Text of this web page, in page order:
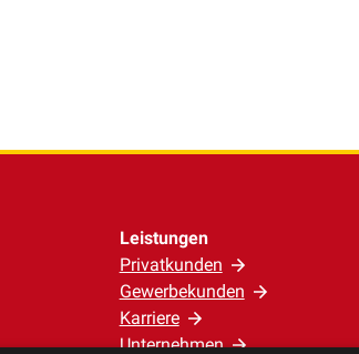
Leistungen
Privatkunden
Gewerbekunden
Karriere
Unternehmen